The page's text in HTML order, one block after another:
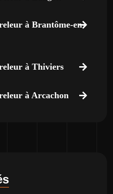
à Brantôme-en-
à Thiviers
à Arcachon